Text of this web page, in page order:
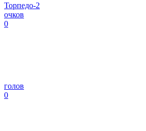
Торпедо-2
очков
0
голов
0